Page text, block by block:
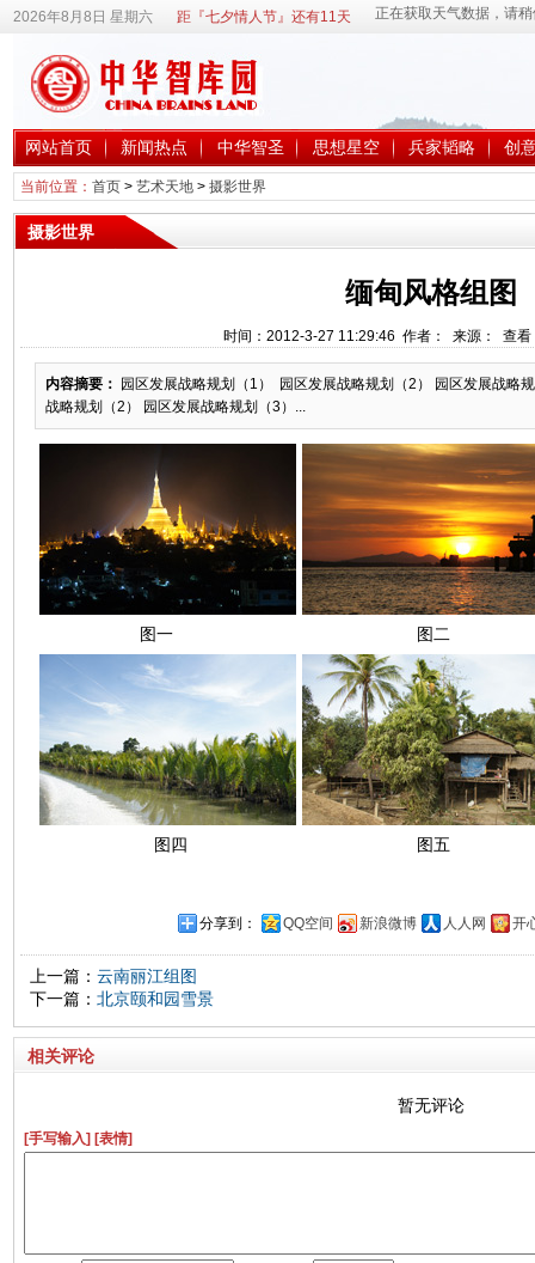
2026年8月8日 星期六 距『七夕情人节』还有11天
网站首页 新闻热点 中华智圣 思想星空 兵家韬略 创
当前位置： 首页> 艺术天地> 摄影世界
摄影世界
缅甸风格组图
时间：2012-3-27 11:29:46 作者： 来源： 查看
内容摘要：
园区发展战略规划（1） 园区发展战略规划（2） 园区发展战略
战略规划（2） 园区发展战略规划（3）...
图一 图二
图四 图五
分享到： QQ空间 新浪微博 人人网 开
上一篇： 云南丽江组图
下一篇： 北京颐和园雪景
相关评论
暂无评论
[手写输入] [表情]